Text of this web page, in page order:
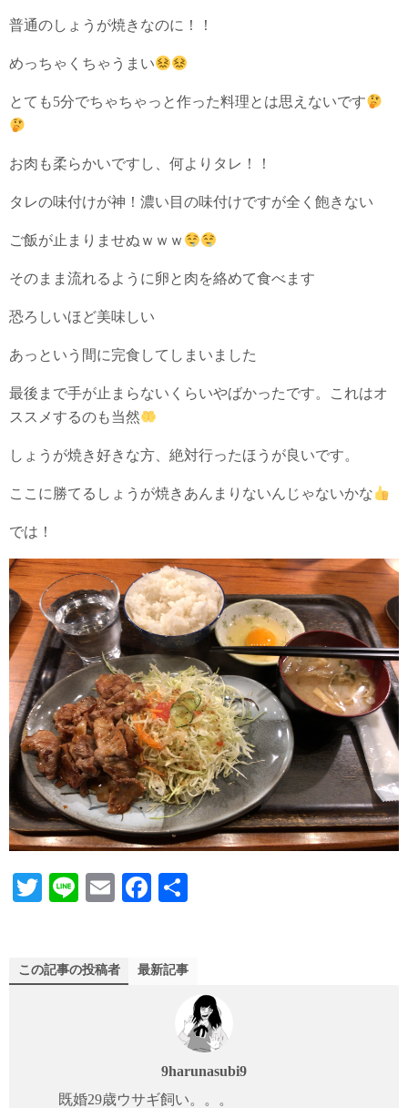
普通のしょうが焼きなのに！！
めっちゃくちゃうまい
とても5分でちゃちゃっと作った料理とは思えないです
お肉も柔らかいですし、何よりタレ！！
タレの味付けが神！濃い目の味付けですが全く飽きない
ご飯が止まりませぬｗｗｗ
そのまま流れるように卵と肉を絡めて食べます
恐ろしいほど美味しい
あっという間に完食してしまいました
最後まで手が止まらないくらいやばかったです。これはオ
ススメするのも当然
しょうが焼き好きな方、絶対行ったほうが良いです。
ここに勝てるしょうが焼きあんまりないんじゃないかな
では！
T
r
Li
E
Fa
ok
この記事の投稿者 最新記事
9harunasubi9
既婚29歳ウサギ飼い。。。